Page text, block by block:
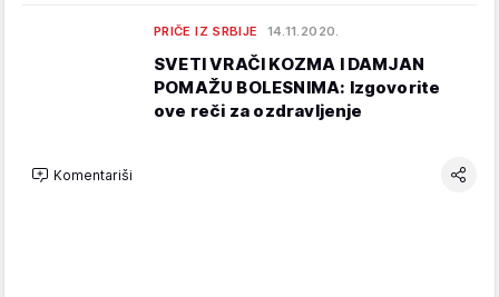
PRIČE IZ SRBIJE 14.11.2020.
SVETI VRAČI KOZMA I DAMJAN
POMAŽU BOLESNIMA: Izgovorite
ove reči za ozdravljenje
Komentariši